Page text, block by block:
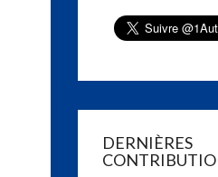
DERNIÈRES